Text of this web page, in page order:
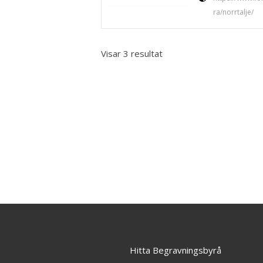
ra/norrtalje/
Visar 3 resultat
Hitta Begravningsbyrå